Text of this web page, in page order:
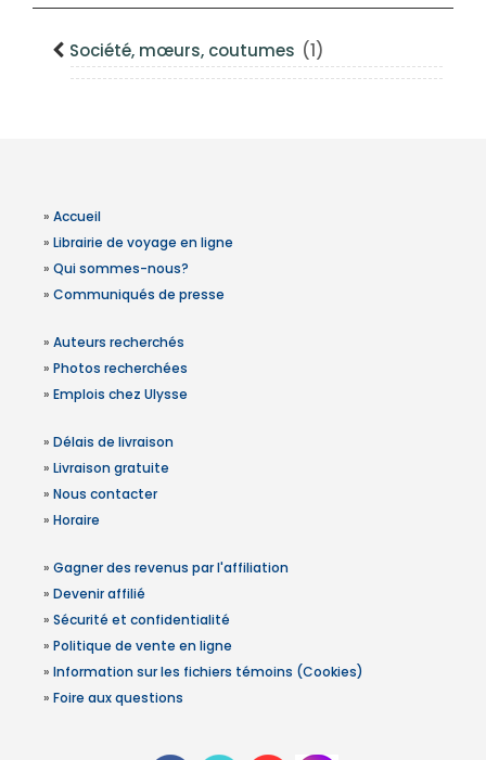
Société, mœurs, coutumes (1)
» Accueil
» Librairie de voyage en ligne
» Qui sommes-nous?
» Communiqués de presse
» Auteurs recherchés
» Photos recherchées
» Emplois chez Ulysse
» Délais de livraison
» Livraison gratuite
» Nous contacter
» Horaire
» Gagner des revenus par l'affiliation
» Devenir affilié
» Sécurité et confidentialité
» Politique de vente en ligne
» Information sur les fichiers témoins (Cookies)
» Foire aux questions